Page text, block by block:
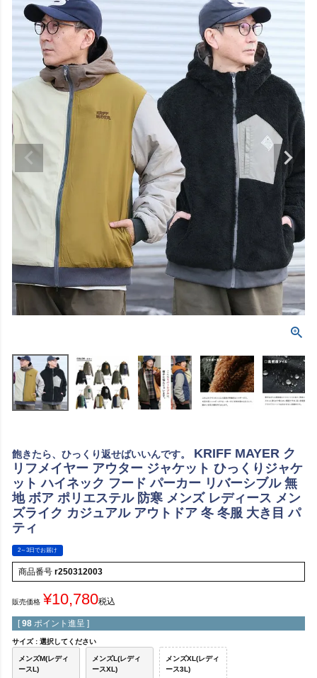
飽きたら、ひっくり返せばいいんです。
KRIFF MAYER ク
リフメイヤー アウター ジャケット ひっくりジャケ
ット ハイネック フード パーカー リバーシブル 無
地 ボア ポリエステル 防寒 メンズ レディース メン
ズライク カジュアル アウトドア 冬 冬服 大き目 パ
ティ
2～3日でお届け
商品番号 r250312003
販売価格 ¥10,780税込
[ 98 ポイント進呈 ]
サイズ 選択してください
メンズM(レディ
ースL)
メンズL(レディ
ースXL)
メンズXL(レディ
ース3L)